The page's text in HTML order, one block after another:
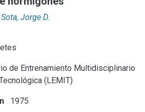
Sota, Jorge D.
de Entrenamiento Multidisciplinario
(LEMIT)
1975